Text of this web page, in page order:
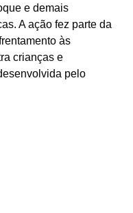
e demais
A ação fez parte da
às
crianças e
pelo